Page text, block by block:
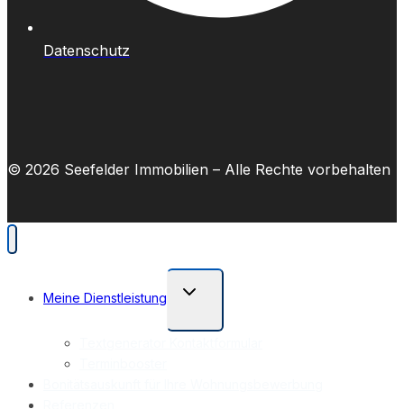
Datenschutz
© 2026 Seefelder Immobilien – Alle Rechte vorbehalten
Meine Dienstleistung
Untermenü